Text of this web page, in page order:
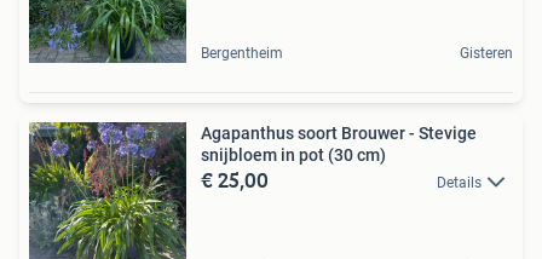
Bergentheim Gisteren
Agapanthus soort Brouwer - Stevige
snijbloem in pot (30 cm)
€ 25,00 Details